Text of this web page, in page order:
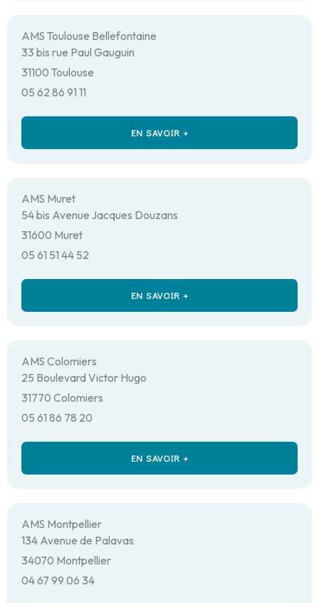
AMS Toulouse Bellefontaine
33 bis rue Paul Gauguin
31100 Toulouse
05 62 86 91 11
EN SAVOIR +
AMS Muret
54 bis Avenue Jacques Douzans
31600 Muret
05 61 51 44 52
EN SAVOIR +
AMS Colomiers
25 Boulevard Victor Hugo
31770 Colomiers
05 61 86 78 20
EN SAVOIR +
AMS Montpellier
134 Avenue de Palavas
34070 Montpellier
04 67 99 06 34